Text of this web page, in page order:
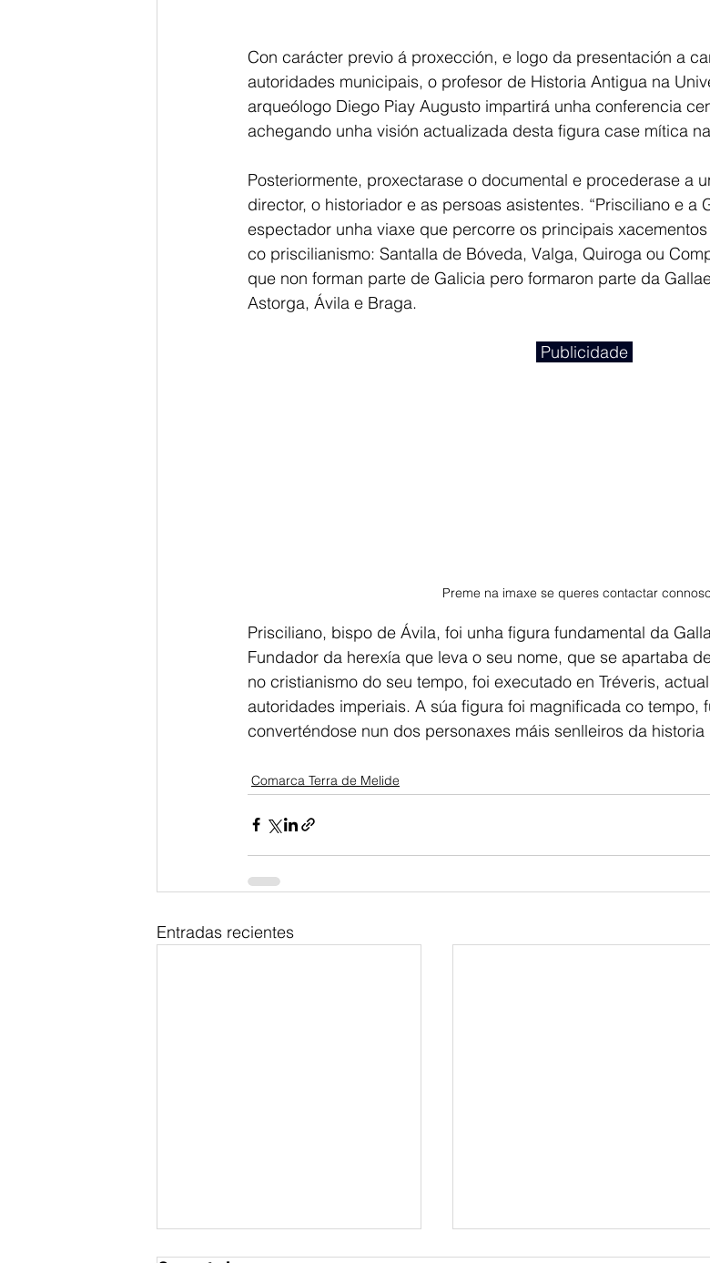
Con carácter previo á proxección, e logo da presentación a
autoridades municipais, o profesor de Historia Antigua na
arqueólogo Diego Piay Augusto impartirá unha conferencia
achegando unha visión actualizada desta figura case mítica
Posteriormente, proxectarase o documental e procederase a
director, o historiador e as persoas asistentes. “Prisciliano e a
espectador unha viaxe que percorre os principais
co priscilianismo: Santalla de Bóveda, Valga, Quiroga ou
que non forman parte de Galicia pero formaron parte da
Astorga, Ávila e Braga.
Publicidade
Preme na imaxe se queres contactar
Prisciliano, bispo de Ávila, foi unha figura fundamental da
Fundador da herexía que leva o seu nome, que se apartaba
no cristianismo do seu tempo, foi executado en Tréveris,
autoridades imperiais. A súa figura foi magnificada co tempo,
converténdose nun dos personaxes máis senlleiros da historia
Comarca Terra de Melide
Entradas recientes